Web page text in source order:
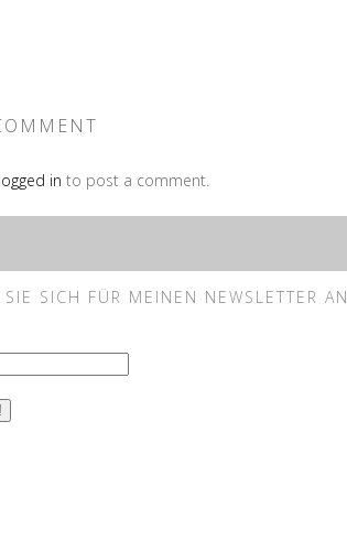
logged in to post a comment.
SICH FÜR MEINEN NEWSLETTER AN